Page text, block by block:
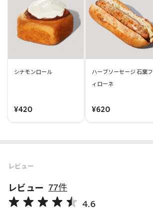
シナモンロール
¥420
ハーブソーセージ 石窯フ
ィローネ
¥620
レビュー
レビュー 77件
4.6